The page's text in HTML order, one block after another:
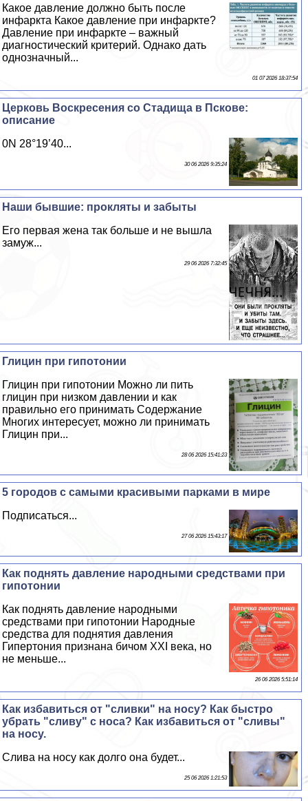
Какое давление должно быть после
инфаркта Какое давление при инфаркте?
Давление при инфаркте – важный
диагностический критерий. Однако дать
однозначный...
01 07 2026 18:37:54
Церковь Воскресения со Стадища в Пскове:
описание
0N 28°19’40...
30 06 2026 9:35:24
Наши бывшие: прокляты и забыты
Его первая жена так больше и не вышла
замуж...
29 06 2026 7:32:45
Глицин при гипотонии
Глицин при гипотонии Можно ли пить
глицин при низком давлении и как
правильно его принимать Содержание
Многих интересует, можно ли принимать
Глицин при...
28 06 2026 15:41:23
5 городов с самыми красивыми парками в мире
Подписаться...
27 06 2026 15:43:17
Как поднять давление народными средствами при
гипотонии
Как поднять давление народными
средствами при гипотонии Народные
средства для поднятия давления
Гипертония признана бичом XXI века, но
не меньше...
26 06 2026 5:51:14
Как избавиться от "сливки" на носу? Как быстро
убрать "сливу" с носа? Как избавиться от "сливы"
на носу.
Слива на носу как долго она будет...
25 06 2026 1:21:53